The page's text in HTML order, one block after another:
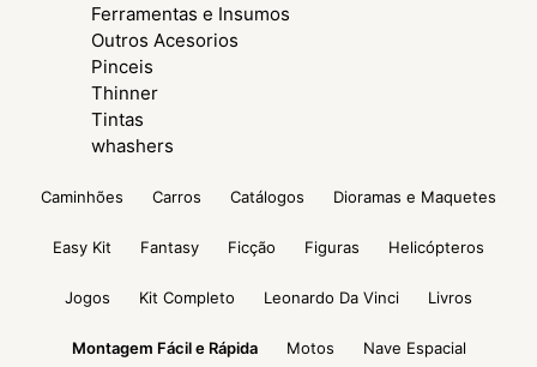
Ferramentas e Insumos
Outros Acesorios
Pinceis
Thinner
Tintas
whashers
Caminhões Carros Catálogos Dioramas e Maquetes
Easy Kit Fantasy Ficção Figuras Helicópteros
Jogos Kit Completo Leonardo Da Vinci Livros
Montagem Fácil e Rápida Motos Nave Espacial